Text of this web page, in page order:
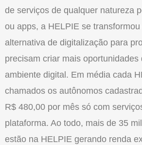
de serviços de qualquer natureza
ou apps, a HELPIE se
alternativa de digitalização para
precisam criar mais oportunidades
ambiente digital. Em média cada
chamados os autônomos
R$ 480,00 por mês só com
plataforma. Ao todo, mais de 35
estão na HELPIE gerando renda